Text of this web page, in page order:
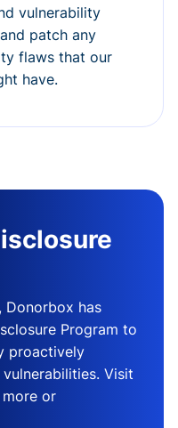
vulnerability
patch any
flaws that our
have.
Donorbox has
Program to
proactively
Visit
or